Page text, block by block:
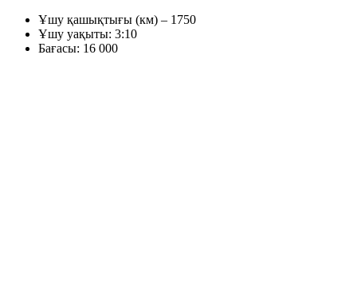
Ұшу қашықтығы (км) – 1750
Ұшу уақыты: 3:10
Бағасы: 16 000